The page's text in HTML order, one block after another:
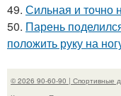
49. Сильная и точно
50. Парень
положить руку на
© 2026 90-60-90 | Спортивные